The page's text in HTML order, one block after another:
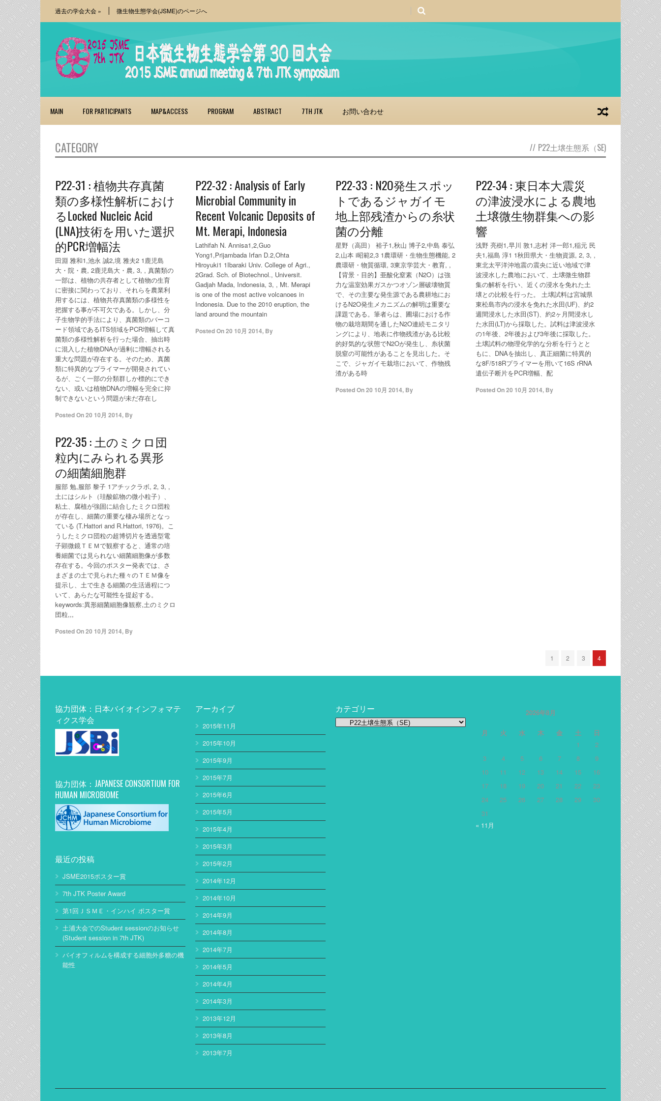
過去の学会大会 » 微生物生態学会(JSME)のページへ
MAIN FOR PARTICIPANTS MAP&ACCESS PROGRAM ABSTRACT 7TH JTK お問い合わせ
CATEGORY // P22土壌生態系（SE)
P22-31 : 植物共存真菌
類の多様性解析におけ
るLocked Nucleic Acid
(LNA)技術を用いた選択
的PCR増幅法
田淵 雅和1,池永 誠2,境 雅夫2 1鹿児島
大・院・農, 2鹿児島大・農, 3, , 真菌類の
一部は、植物の共存者として植物の生育
に密接に関わっており、それらを農業利
用するには、植物共存真菌類の多様性を
把握する事が不可欠である。しかし、分
子生物学的手法により、真菌類のバーコ
ード領域であるITS領域をPCR増幅して真
菌類の多様性解析を行った場合、抽出時
に混入した植物DNAが過剰に増幅される
重大な問題が存在する。そのため、真菌
類に特異的なプライマーが開発されてい
るが、ごく一部の分類群しか標的にでき
ない、或いは植物DNAの増幅を完全に抑
制できないという問題が未だ存在し
Posted On20 10月 2014, By
P22-32 : Analysis of Early
Microbial Community in
Recent Volcanic Deposits of
Mt. Merapi, Indonesia
Lathifah N. Annisa1,2,Guo
Yong1,Prijambada Irfan D.2,Ohta
Hiroyuki1 1Ibaraki Univ. College of Agri.,
2Grad. Sch. of Biotechnol., Universit.
Gadjah Mada, Indonesia, 3, , Mt. Merapi
is one of the most active volcanoes in
Indonesia. Due to the 2010 eruption, the
land around the mountain
Posted On20 10月 2014, By
P22-33 : N2O発生スポッ
トであるジャガイモ
地上部残渣からの糸状
菌の分離
星野（高田） 裕子1,秋山 博子2,中島 泰弘
2,山本 i昭範2,3 1農環研・生物生態機能, 2
農環研・物質循環, 3東京学芸大・教育, ,
【背景・目的】亜酸化窒素（N2O）は強
力な温室効果ガスかつオゾン層破壊物質
で、その主要な発生源である農耕地にお
けるN2O発生メカニズムの解明は重要な
課題である。筆者らは、圃場における作
物の栽培期間を通したN2O連続モニタリ
ングにより、地表に作物残渣がある比較
的好気的な状態でN2Oが発生し、糸状菌
脱窒の可能性があることを見出した。そ
こで、ジャガイモ栽培において、作物残
渣がある時
Posted On20 10月 2014, By
P22-34 : 東日本大震災
の津波浸水による農地
土壌微生物群集への影
響
浅野 亮樹1,早川 敦1,志村 洋一郎1,稲元 民
夫1,福島 淳1 1秋田県大・生物資源, 2, 3, ,
東北太平洋沖地震の震央に近い地域で津
波浸水した農地において、土壌微生物群
集の解析を行い、近くの浸水を免れた土
壌との比較を行った。 土壌試料は宮城県
東松島市内の浸水を免れた水田(UF)、約2
週間浸水した水田(ST)、約2ヶ月間浸水し
た水田(LT)から採取した。試料は津波浸水
の1年後、2年後および3年後に採取した。
土壌試料の物理化学的な分析を行うとと
もに、DNAを抽出し、真正細菌に特異的
な8F/518Rプライマーを用いて16S rRNA
遺伝子断片をPCR増幅、配
Posted On20 10月 2014, By
P22-35 : 土のミクロ団
粒内にみられる異形
の細菌細胞群
服部 勉,服部 黎子 1アチックラボ, 2, 3, ,
土にはシルト（珪酸鉱物の微小粒子）、
粘土、腐植が強固に結合したミクロ団粒
が存在し、細菌の重要な棲み場所となっ
ている (T.Hattori and R.Hattori, 1976)。こ
うしたミクロ団粒の超博切片を透過型電
子顕微鏡ＴＥＭで観察すると、通常の培
養細菌では見られない細菌細胞像が多数
存在する。今回のポスター発表では、さ
まざまの土で見られた種々のＴＥＭ像を
提示し、土で生きる細菌の生活過程につ
いて、あらたな可能性を提起する。
keywords:異形細菌細胞像観察,土のミクロ
団粒,,,
Posted On20 10月 2014, By
1 2 3 4
協力団体：日本バイオインフォマテ
ィクス学会
協力団体：JAPANESE CONSORTIUM FOR
HUMAN MICROBIOME
最近の投稿
JSME2015ポスター賞
7th JTK Poster Award
第1回ＪＳＭＥ・インハイ ポスター賞
土浦大会でのStudent sessionのお知らせ
(Student session in 7th JTK)
バイオフィルムを構成する細胞外多糖の機
能性
アーカイブ
2015年11月
2015年10月
2015年9月
2015年7月
2015年6月
2015年5月
2015年4月
2015年3月
2015年2月
2014年12月
2014年10月
2014年9月
2014年8月
2014年7月
2014年5月
2014年4月
2014年3月
2013年12月
2013年8月
2013年7月
カテゴリー
カ
2026年8月
月 火 水 木 金 土
日
1
2
3
4 5 6 7 8
9
10
11 12 13 14 15
16
17
18 19 20 21 22
23
24
25 26 27 28 29
30
31
« 11月